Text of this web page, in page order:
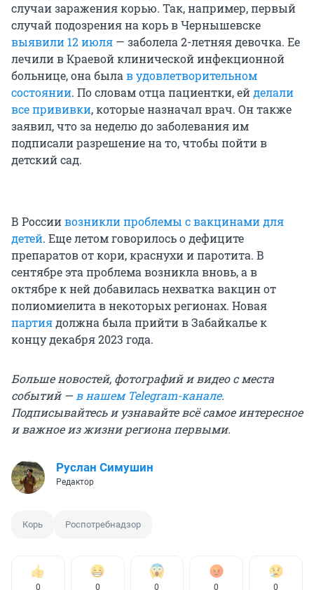
случаи заражения корью. Так, например, первый
случай подозрения на корь в Чернышевске
выявили 12 июля — заболела 2-летняя девочка. Ее
лечили в Краевой клинической инфекционной
больнице, она былав удовлетворительном
состоянии. По словам отца пациентки, ейделали
все прививки, которые назначал врач. Он также
заявил, что за неделю до заболевания им
подписали разрешение на то, чтобы пойти в
детский сад.
В Россиивозникли проблемы с вакцинами для
детей. Еще летом говорилось о дефиците
препаратов от кори, краснухи и паротита. В
сентябре эта проблема возникла вновь, а в
октябре к ней добавилась нехватка вакцин от
полиомиелита в некоторых регионах. Новая
партиядолжна была прийти в Забайкалье к
концу декабря 2023 года.
Больше новостей, фотографий и видео с места
событий —в нашем Telegram-канале.
Подписывайтесь и узнавайте всё самое интересное
и важное из жизни региона первыми.
Руслан Симушин
Редактор
Корь Роспотребнадзор
0 0 0 0 0